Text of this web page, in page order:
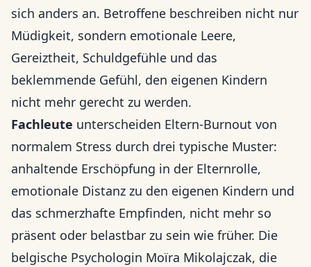
sich anders an. Betroffene beschreiben nicht nur
Müdigkeit, sondern emotionale Leere,
Gereiztheit, Schuldgefühle und das
beklemmende Gefühl, den eigenen Kindern
nicht mehr gerecht zu werden.
Fachleute unterscheiden Eltern-Burnout von
normalem Stress durch drei typische Muster:
anhaltende Erschöpfung in der Elternrolle,
emotionale Distanz zu den eigenen Kindern und
das schmerzhafte Empfinden, nicht mehr so
präsent oder belastbar zu sein wie früher. Die
belgische Psychologin Moïra Mikolajczak, die